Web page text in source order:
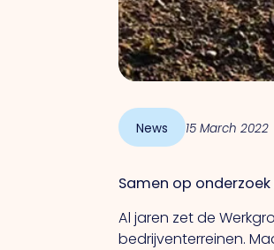
News 15 March 2022
Samen op
Al jaren zet de
bedrijventerreinen.